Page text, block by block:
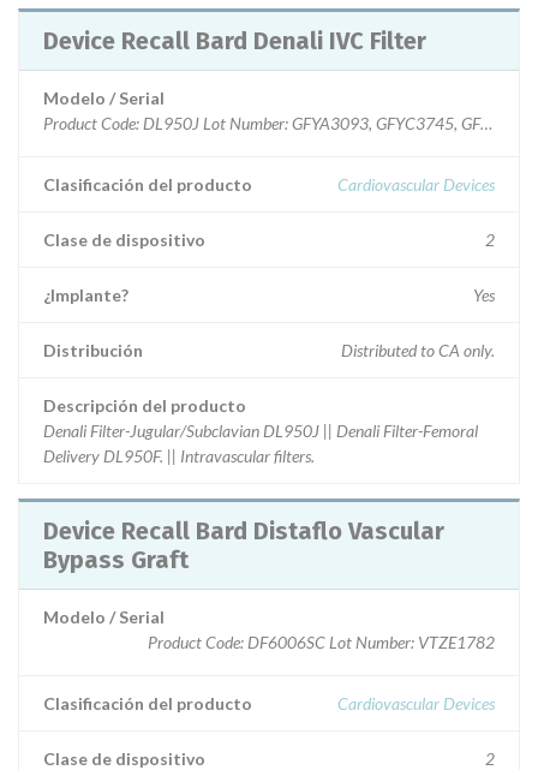
Device Recall Bard Denali IVC Filter
Modelo / Serial
Product Code: DL950J Lot Number: GFYA3093, GFYC3745,
Clasificación del producto Cardiovascular Devices
Clase de dispositivo 2
¿Implante? Yes
Distribución Distributed to CA only.
Descripción del producto
Denali Filter-Jugular/Subclavian DL950J || Denali Filter-Femoral
Delivery DL950F. || Intravascular filters.
Device Recall Bard Distaflo Vascular
Bypass Graft
Modelo / Serial
Product Code: DF6006SC Lot Number: VTZE1782
Clasificación del producto Cardiovascular Devices
Clase de dispositivo 2